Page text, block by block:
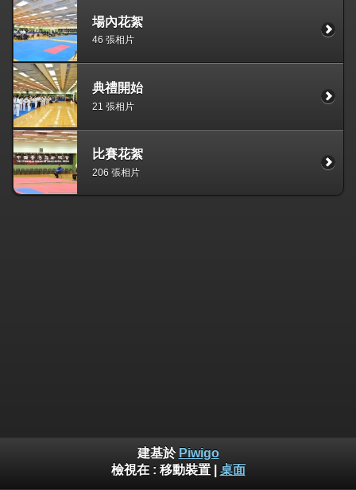
場內花絮
46 張相片
典禮開始
21 張相片
比賽花絮
206 張相片
建基於 Piwigo
檢視在 : 移動裝置| 桌面